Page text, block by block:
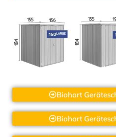
Biohort
Biohort